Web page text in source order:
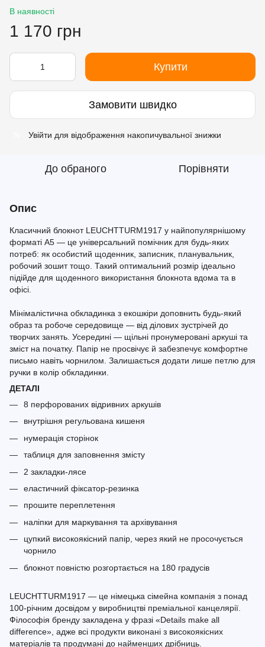
В наявності
1 170 грн
Купити
Замовити швидко
Увійти для відображення накопичувальної знижки
До обраного Порівняти
Опис
Класичний блокнот LEUCHTTURM1917 у найпопулярнішому
форматі A5 — це універсальний помічник для будь-яких
потреб: як особистий щоденник, записник, планувальник,
робочий зошит тощо. Такий оптимальний розмір ідеально
підійде для щоденного використання блокнота вдома та в
офісі.
Мінімалістична обкладинка з екошкіри доповнить будь-який
образ та робоче середовище — від ділових зустрічей до
творчих занять. Усередині — щільні пронумеровані аркуші та
зміст на початку. Папір не просвічує й забезпечує комфортне
письмо навіть чорнилом. Залишається додати лише петлю для
ручки в колір обкладинки.
ДЕТАЛІ
8 перфорованих відривних аркушів
внутрішня регульована кишеня
нумерація сторінок
таблиця для заповнення змісту
2 закладки-лясе
еластичний фіксатор-резинка
прошите переплетення
наліпки для маркування та архівування
цупкий високоякісний папір, через який не просочується
чорнило
блокнот повністю розгортається на 180 градусів
LEUCHTTURM1917 — це німецька сімейна компанія з понад
100-річним досвідом у виробництві преміальної канцелярії.
Філософія бренду закладена у фразі «Details make all
difference», адже всі продукти виконані з високоякісних
матеріалів та продумані до найменших дрібниць.